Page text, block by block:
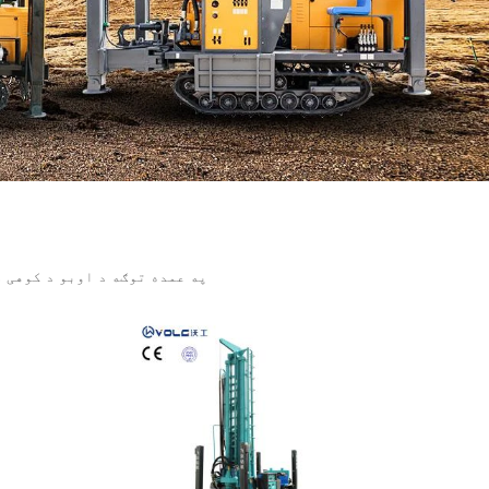
په عمده توګه د اوبو د